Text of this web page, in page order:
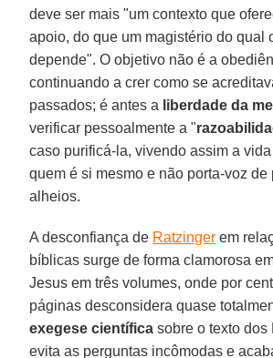
deve ser mais "um contexto que
apoio, do que um magistério do qual
depende". O objetivo não é a
continuando a crer como se
passados; é antes a liberdade da
verificar pessoalmente a "
caso purificá-la, vivendo assim a
quem é si mesmo e não porta-voz de
alheios.
A desconfiança de Ratzinger em
bíblicas surge de forma clamorosa
Jesus em três volumes, onde por
páginas desconsidera quase
exegese científica sobre o texto dos
evita as perguntas incômodas e